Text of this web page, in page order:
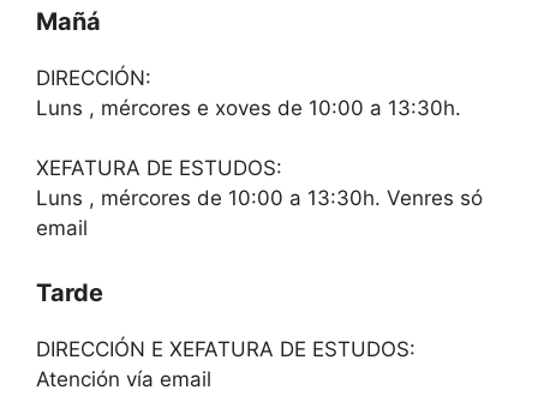
Mañá
DIRECCIÓN:
Luns , mércores e xoves de 10:00 a 13:30h.
XEFATURA DE ESTUDOS:
Luns , mércores de 10:00 a 13:30h. Venres só
email
Tarde
DIRECCIÓN E XEFATURA DE ESTUDOS:
Atención vía email